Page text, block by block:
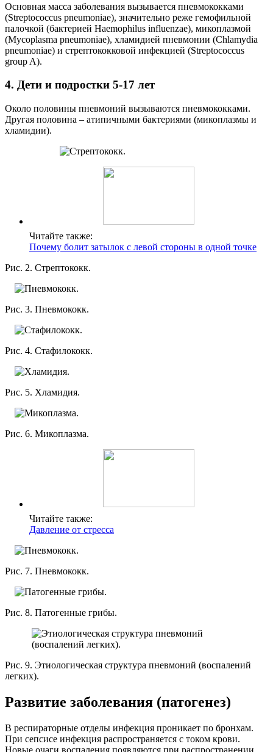
Основная масса заболевания вызывается пневмококками
(Streptococcus pneumoniae), значительно реже гемофильной
палочкой (бактерией Haemophilus influenzae), микоплазмой
(Mycoplasma pneumoniae), хламидией пневмонии (Chlamydia
pneumoniae) и стрептококковой инфекцией (Streptococcus
group A).
4. Дети и подростки 5-17 лет
Около половины пневмоний вызываются пневмококками.
Другая половина – атипичными бактериями (микоплазмы и
хламидии).
Читайте также:
Почему болит затылок с левой стороны в одной точке
Рис. 2. Стрептококк.
Рис. 3. Пневмококк.
Рис. 4. Стафилококк.
Рис. 5. Хламидия.
Рис. 6. Микоплазма.
Читайте также:
Давление от стресса
Рис. 7. Пневмококк.
Рис. 8. Патогенные грибы.
Рис. 9. Этиологическая структура пневмоний (воспалений
легких).
Развитие заболевания (патогенез)
В респираторные отделы инфекция проникает по бронхам.
При сепсисе инфекция распространяется с током крови.
Новые очаги воспаления появляются при распространении